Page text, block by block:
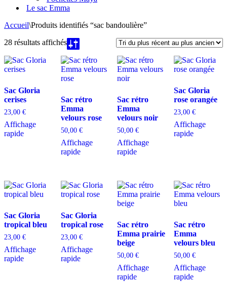
Le sac Emma
Accueil\Produits identifiés “sac bandoulière”
28 résultats affichésTrié
du
plus
récent
au
ancien
Sac Gloria
cerises
23,00 €
Affichage
rapide
Sac rétro
Emma
velours rose
50,00 €
Affichage
rapide
Sac rétro
Emma
velours noir
50,00€
Affichage
rapide
Sac Gloria
rose orangée
23,00 €
Affichage
rapide
Sac Gloria
tropical bleu
23,00 €
Affichage
rapide
Sac Gloria
tropical rose
23,00 €
Affichage
rapide
Sac rétro
Emma prairie
beige
50,00€
Affichage
rapide
Sac rétro
Emma
velours bleu
50,00 €
Affichage
rapide